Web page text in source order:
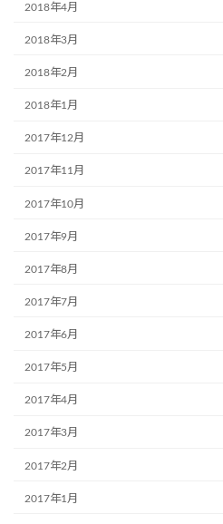
2018年4月
2018年3月
2018年2月
2018年1月
2017年12月
2017年11月
2017年10月
2017年9月
2017年8月
2017年7月
2017年6月
2017年5月
2017年4月
2017年3月
2017年2月
2017年1月